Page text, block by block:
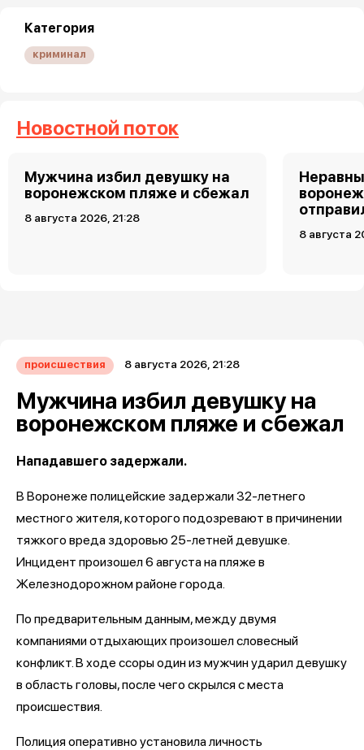
Категория
криминал
Новостной поток
Мужчина избил девушку на
воронежском пляже и сбежал
8 августа 2026, 21:28
8 августа
происшествия 8 августа 2026, 21:28
Мужчина избил девушку на
воронежском пляже и сбежал
Нападавшего задержали.
В Воронеже полицейские задержали 32-летнего
местного жителя, которого подозревают в причинении
тяжкого вреда здоровью 25-летней девушке.
Инцидент произошел 6 августа на пляже в
Железнодорожном районе города.
По предварительным данным, между двумя
компаниями отдыхающих произошел словесный
конфликт. В ходе ссоры один из мужчин ударил девушку
в область головы, после чего скрылся с места
происшествия.
Полиция оперативно установила личность